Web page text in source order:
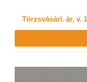
Törzsvásárl. ár, v.